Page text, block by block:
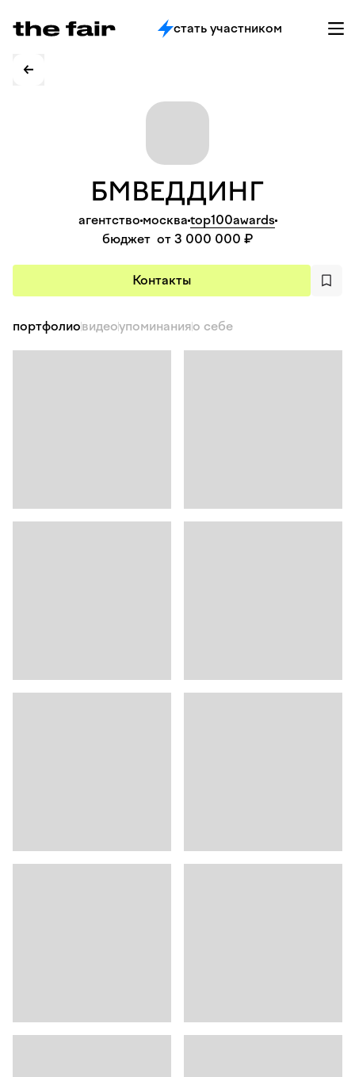
стать участником
БМВЕДДИНГ
агентствомоскваtop100awards
бюджет от 3 000 000 ₽
Контакты
портфолиовидеоупоминанияо себе